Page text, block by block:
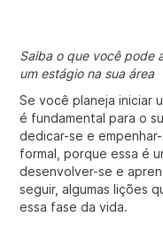
Saiba o que você pode
um estágio na sua área
Se você planeja iniciar
é fundamental para o
dedicar-se e
formal, porque essa é
desenvolver-se e
seguir, algumas lições
essa fase da vida.